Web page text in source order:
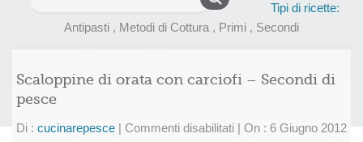
Tipi di ricette:
Antipasti , Metodi di Cottura , Primi , Secondi
Scaloppine di orata con carciofi – Secondi di
pesce
Di : cucinarepesce | Commenti disabilitatisu
| On : 6 Giugno 2012